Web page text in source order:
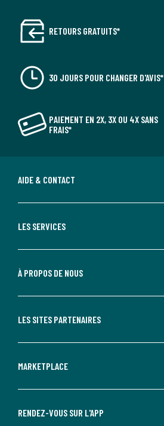
RETOURS GRATUITS*
30 JOURS POUR CHANGER D'AVIS*
PAIEMENT EN 2X, 3X OU 4X SANS
FRAIS*
AIDE & CONTACT
LES SERVICES
À PROPOS DE NOUS
LES SITES PARTENAIRES
MARKETPLACE
RENDEZ-VOUS SUR L'APP